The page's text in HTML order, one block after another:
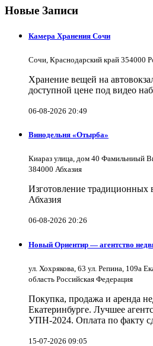
Новые Записи
Камера Хранения Сочи
Сочи, Краснодарский край 354000
Хранение вещей на
доступной цене под видео
06-08-2026 20:49
Винодельня «Отырба»
Киараз улица, дом 40 Фамильниый
384000 Абхазия
Изготовление традиционных
Абхазия
06-08-2026 20:26
Новый Ориентир — агентство
ул. Хохрякова, 63 ул. Репина, 109a
область Российская Федерация
Покупка, продажа и аренда
Екатеринбурге. Лучшее
УПН-2024. Оплата по факту
15-07-2026 09:05